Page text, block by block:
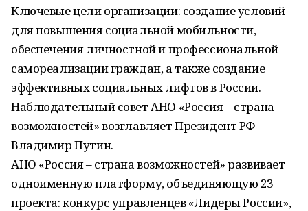
Ключевые цели организации: создание условий
для повышения социальной мобильности,
обеспечения личностной и профессиональной
самореализации граждан, а также создание
эффективных социальных лифтов в России.
Наблюдательный совет АНО «Россия – страна
возможностей» возглавляет Президент РФ
Владимир Путин.
АНО «Россия – страна возможностей» развивает
одноименную платформу, объединяющую 23
проекта: конкурс управленцев «Лидеры России»,